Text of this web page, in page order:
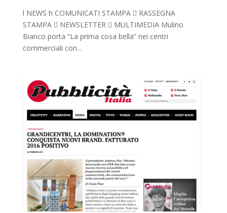
l NEWS h COMUNICATI STAMPA  RASSEGNA
STAMPA  NEWSLETTER  MULTIMEDIA Mulino
Bianco porta “La prima cosa bella” nei centri
commerciali con...